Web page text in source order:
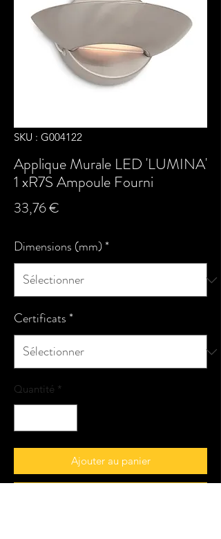
SKU : G004122
Applique Murale LED 'LUMINA'
1 xR7S Ampoule Fourni
33,76 €
Dimensions (mm)*
Certificats*
Quantité *
Ajouter au panier